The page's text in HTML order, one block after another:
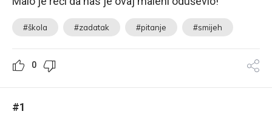
#škola #zadatak #pitanje #smijeh
0
#1